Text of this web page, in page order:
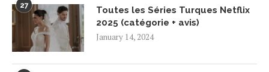
27
Toutes les Séries Turques Netflix
2025 (catégorie + avis)
January 14, 2024